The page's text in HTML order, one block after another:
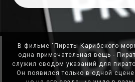
В фильме "Пираты Карибского
одна примечательная вещь -
служил сводом указаний для
Он появился только в одной